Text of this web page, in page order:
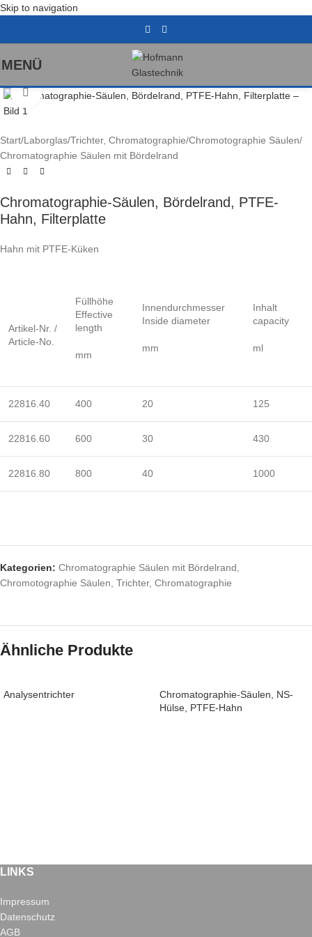
Skip to navigation
MENÜ
Klick zum Vergrößern
Start/Laborglas/Trichter, Chromatographie/Chromotographie Säulen/
Chromatographie Säulen mit Bördelrand
Chromatographie-Säulen, Bördelrand, PTFE-
Hahn, Filterplatte
Hahn mit PTFE-Küken
Artikel-Nr. /
Article-No.
Füllhöhe
Effective
length
mm
Innendurchmesser
Inside diameter
mm
Inhalt
capacity
ml
22816.40 400 20 125
22816.60 600 30 430
22816.80 800 40 1000
Kategorien: Chromatographie Säulen mit Bördelrand
Chromotographie Säulen Trichter, Chromatographie
Ähnliche Produkte
Analysentrichter
Chromatographie-Säulen, NS-
Hülse, PTFE-Hahn
LINKS
Impressum
Datenschutz
AGB